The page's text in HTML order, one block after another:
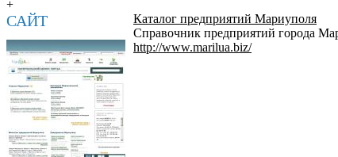
+
САЙТ
Каталог предприятий Мариуполя
Справочник предприятий города
http://www.marilua.biz/